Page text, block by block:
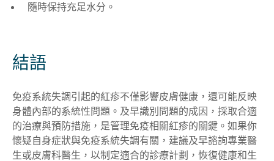
隨時保持充足水分。
結語
免疫系統失調引起的紅疹不僅影響皮膚健康，還可能反映
身體內部的系統性問題。及早識別問題的成因，採取合適
的治療與預防措施，是管理免疫相關紅疹的關鍵。如果你
懷疑自身症狀與免疫系統失調有關，建議及早諮詢專業醫
生或皮膚科醫生，以制定適合的診療計劃，恢復健康和生